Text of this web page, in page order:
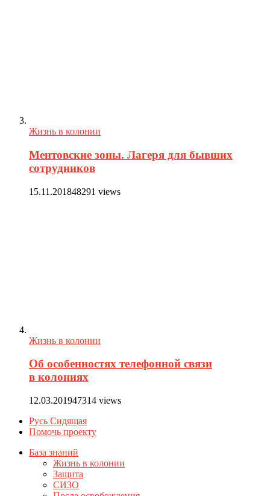
Жизнь в колонии
Ментовские зоны. Лагеря для бывших
сотрудников
15.11.201848291 views
Жизнь в колонии
Об особенностях телефонной связи
в колониях
12.03.201947314 views
Русь Сидящая
Помочь проекту
База знаний
Жизнь в колонии
Защита
СИЗО